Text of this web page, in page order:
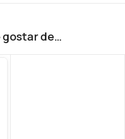
gostar de…